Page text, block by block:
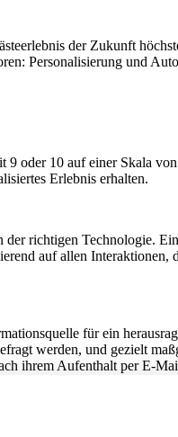
der Zukunft
Personalisierung und
9 oder 10 auf einer Skala
Erlebnis erhalten.
richtigen Technologie.
auf allen
für ein
werden, und gezielt
ihrem Aufenthalt per E-